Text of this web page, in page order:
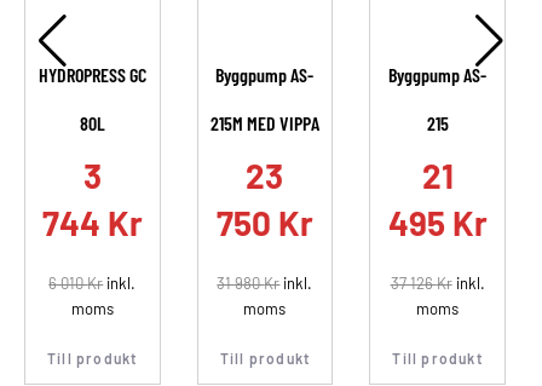
HYDROPRESS GC
80L
3
744 Kr
6 010Krinkl.
moms
Till produkt
Byggpump AS-
215M MED VIPPA
23
750 Kr
31 980Krinkl.
moms
Till produkt
Byggpump AS-
215
21
495 Kr
37 126Krinkl.
moms
Till produkt